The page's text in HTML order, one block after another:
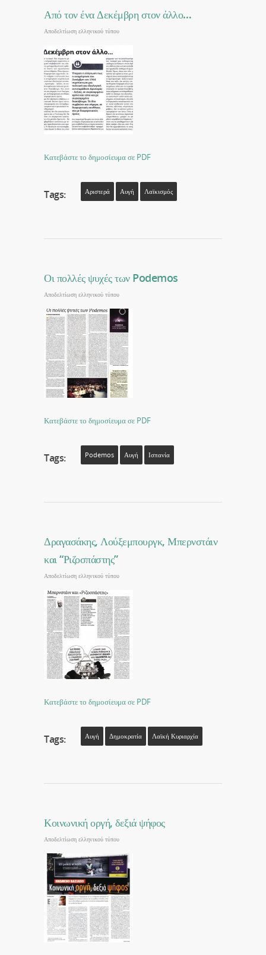
Από τον ένα Δεκέμβρη στον άλλο…
Αποδελτίωση ελληνικού τύπου
Κατεβάστε το δημοσίευμα σε PDF
Tags: Αριστερά Αυγή Λαϊκισμός
Οι πολλές ψυχές των Podemos
Αποδελτίωση ελληνικού τύπου
Κατεβάστε το δημοσίευμα σε PDF
Tags: Podemos Αυγή Ισπανία
Δραγασάκης, Λούξεμπουργκ, Μπερνστάιν
και “Ριζοσπάστης”
Αποδελτίωση ελληνικού τύπου
Κατεβάστε το δημοσίευμα σε PDF
Tags: Αυγή Δημοκρατία Λαϊκή Κυριαρχία
Κοινωνική οργή, δεξιά ψήφος
Αποδελτίωση ελληνικού τύπου